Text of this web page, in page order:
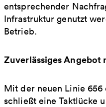
entsprechender
Infrastruktur genutzt
Betrieb.
Zuverlässiges Angebot
Mit der neuen Linie
schließt eine Taktlücke